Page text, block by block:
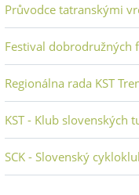
Průvodce tatranskými
Festival dobrodružných
Regionálna rada KST
KST - Klub slovenských
SCK - Slovenský